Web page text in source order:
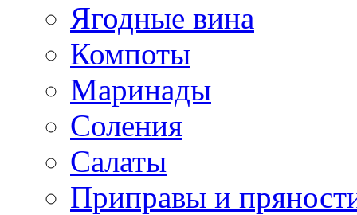
Ягодные вина
Компоты
Маринады
Соления
Салаты
Приправы и